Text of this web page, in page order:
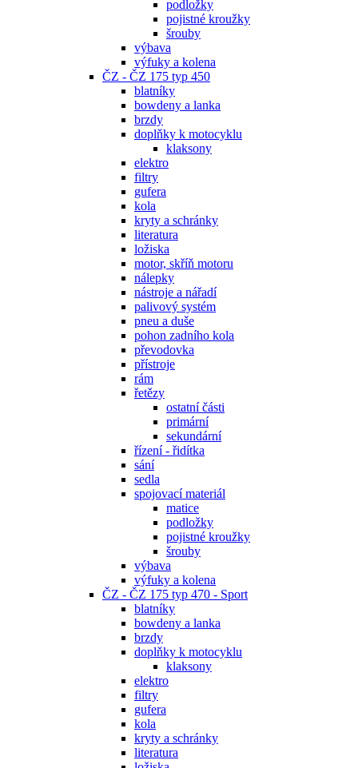
podložky
pojistné kroužky
šrouby
výbava
výfuky a kolena
ČZ - ČZ 175 typ 450
blatníky
bowdeny a lanka
brzdy
doplňky k motocyklu
klaksony
elektro
filtry
gufera
kola
kryty a schránky
literatura
ložiska
motor, skříň motoru
nálepky
nástroje a nářadí
palivový systém
pneu a duše
pohon zadního kola
převodovka
přístroje
rám
řetězy
ostatní části
primární
sekundární
řízení - řidítka
sání
sedla
spojovací materiál
matice
podložky
pojistné kroužky
šrouby
výbava
výfuky a kolena
ČZ - ČZ 175 typ 470 - Sport
blatníky
bowdeny a lanka
brzdy
doplňky k motocyklu
klaksony
elektro
filtry
gufera
kola
kryty a schránky
literatura